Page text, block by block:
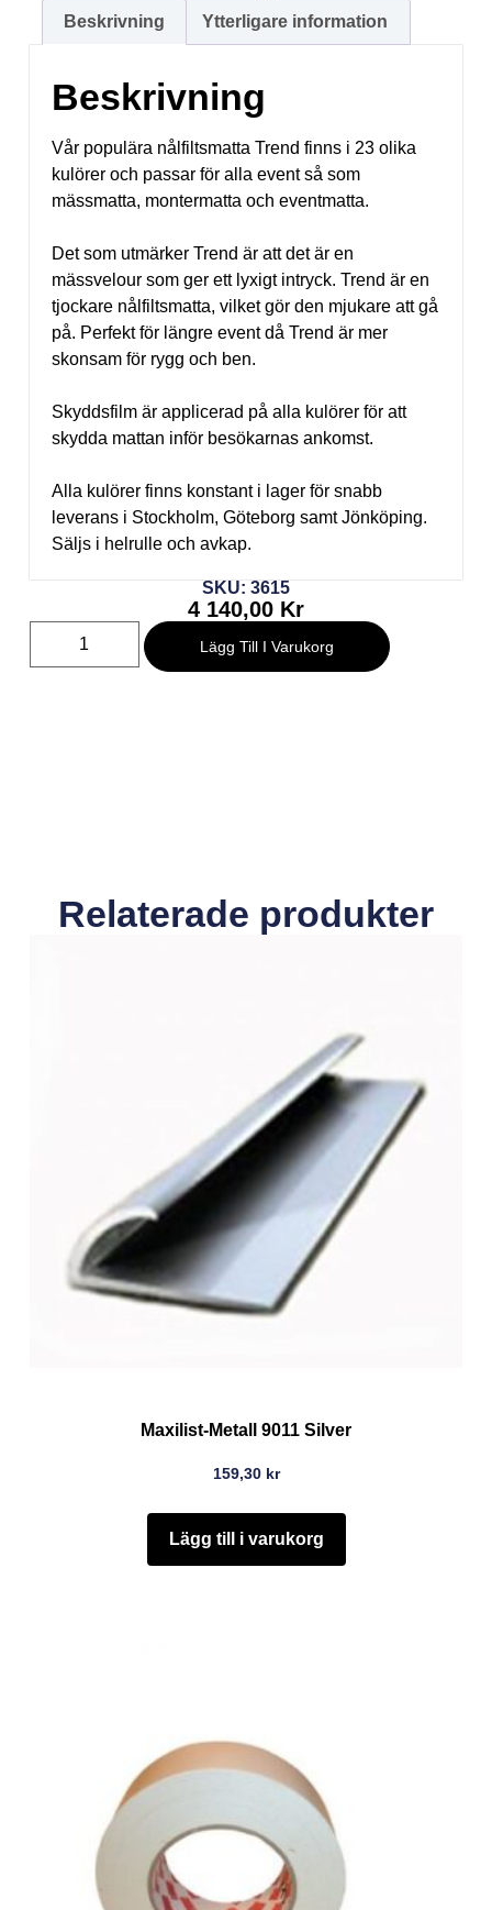
Beskrivning Ytterligare information
Beskrivning
Vår populära nålfiltsmatta Trend finns i 23 olika
kulörer och passar för alla event så som
mässmatta, montermatta och eventmatta.
Det som utmärker Trend är att det är en
mässvelour som ger ett lyxigt intryck. Trend är en
tjockare nålfiltsmatta, vilket gör den mjukare att gå
på. Perfekt för längre event då Trend är mer
skonsam för rygg och ben.
Skyddsfilm är applicerad på alla kulörer för att
skydda mattan inför besökarnas ankomst.
Alla kulörer finns konstant i lager för snabb
leverans i Stockholm, Göteborg samt Jönköping.
Säljs i helrulle och avkap.
SKU: 3615
4 140,00 Kr
Lägg Till I Varukorg
Relaterade produkter
Maxilist-Metall 9011 Silver
159,30 kr
Lägg till i varukorg